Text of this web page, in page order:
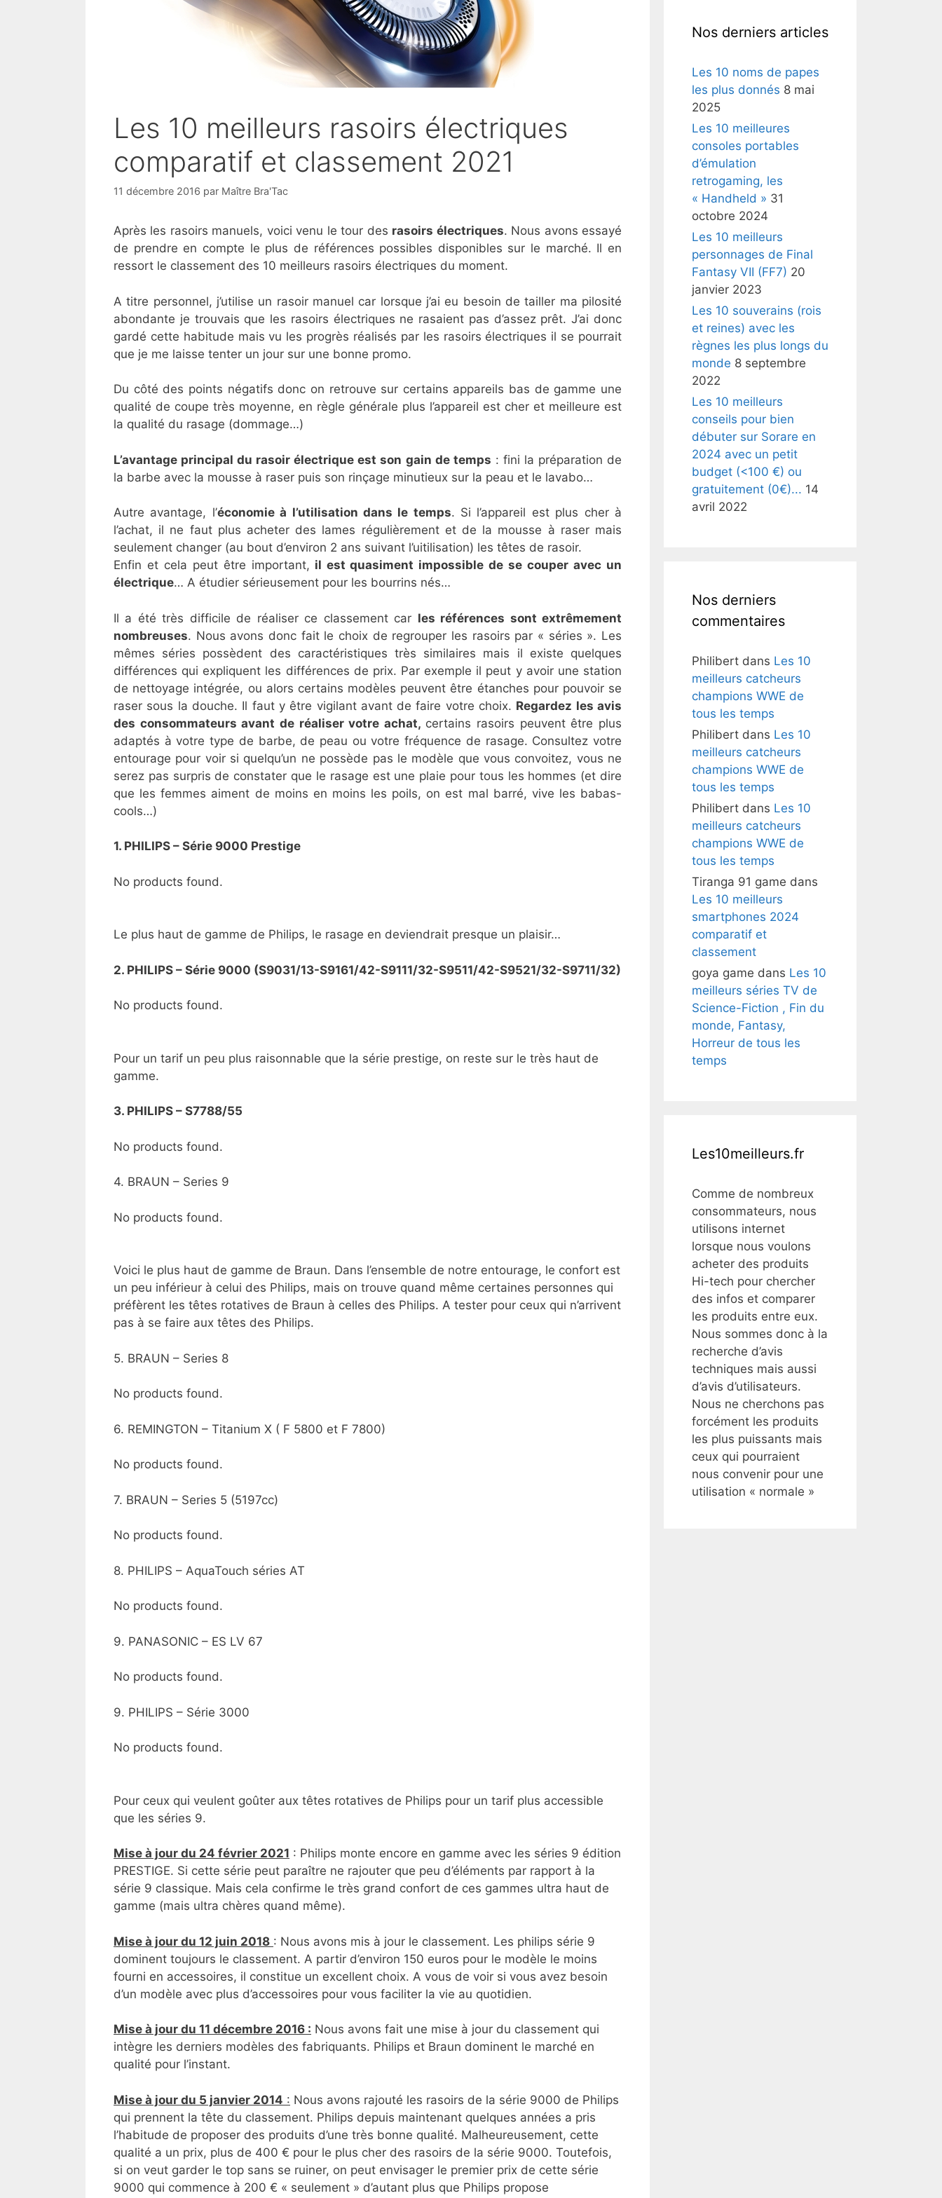
Les 10 meilleurs rasoirs électriques
comparatif et classement 2021
11 décembre 2016 par Maître Bra'Tac
Après les rasoirs manuels, voici venu le tour des rasoirs électriques. Nous avons essayé
de prendre en compte le plus de références possibles disponibles sur le marché. Il en
ressort le classement des 10 meilleurs rasoirs électriques du moment.
A titre personnel, j’utilise un rasoir manuel car lorsque j’ai eu besoin de tailler ma pilosité
abondante je trouvais que les rasoirs électriques ne rasaient pas d’assez prêt. J’ai donc
gardé cette habitude mais vu les progrès réalisés par les rasoirs électriques il se pourrait
que je me laisse tenter un jour sur une bonne promo.
Du côté des points négatifs donc on retrouve sur certains appareils bas de gamme une
qualité de coupe très moyenne, en règle générale plus l’appareil est cher et meilleure est
la qualité du rasage (dommage…)
L’avantage principal du rasoir électrique est son gain de temps : fini la préparation de
la barbe avec la mousse à raser puis son rinçage minutieux sur la peau et le lavabo…
Autre avantage, l’économie à l’utilisation dans le temps. Si l’appareil est plus cher à
l’achat, il ne faut plus acheter des lames régulièrement et de la mousse à raser mais
seulement changer (au bout d’environ 2 ans suivant l’uitilisation) les têtes de rasoir.
Enfin et cela peut être important, il est quasiment impossible de se couper avec un
électrique… A étudier sérieusement pour les bourrins nés…
Il a été très difficile de réaliser ce classement car les références sont extrêmement
nombreuses. Nous avons donc fait le choix de regrouper les rasoirs par « séries ». Les
mêmes séries possèdent des caractéristiques très similaires mais il existe quelques
différences qui expliquent les différences de prix. Par exemple il peut y avoir une station
de nettoyage intégrée, ou alors certains modèles peuvent être étanches pour pouvoir se
raser sous la douche. Il faut y être vigilant avant de faire votre choix. Regardez les avis
des consommateurs avant de réaliser votre achat, certains rasoirs peuvent être plus
adaptés à votre type de barbe, de peau ou votre fréquence de rasage. Consultez votre
entourage pour voir si quelqu’un ne possède pas le modèle que vous convoitez, vous ne
serez pas surpris de constater que le rasage est une plaie pour tous les hommes (et dire
que les femmes aiment de moins en moins les poils, on est mal barré, vive les babas-
cools…)
1. PHILIPS – Série 9000 Prestige
No products found.
Le plus haut de gamme de Philips, le rasage en deviendrait presque un plaisir…
2. PHILIPS – Série 9000 (S9031/13-S9161/42-S9111/32-S9511/42-S9521/32-S9711/32)
No products found.
Pour un tarif un peu plus raisonnable que la série prestige, on reste sur le très haut de
gamme.
3. PHILIPS – S7788/55
No products found.
4. BRAUN – Series 9
No products found.
Voici le plus haut de gamme de Braun. Dans l’ensemble de notre entourage, le confort est
un peu inférieur à celui des Philips, mais on trouve quand même certaines personnes qui
préfèrent les têtes rotatives de Braun à celles des Philips. A tester pour ceux qui n’arrivent
pas à se faire aux têtes des Philips.
5. BRAUN – Series 8
No products found.
6. REMINGTON – Titanium X ( F 5800 et F 7800)
No products found.
7. BRAUN – Series 5 (5197cc)
No products found.
8. PHILIPS – AquaTouch séries AT
No products found.
9. PANASONIC – ES LV 67
No products found.
9. PHILIPS – Série 3000
No products found.
Pour ceux qui veulent goûter aux têtes rotatives de Philips pour un tarif plus accessible
que les séries 9.
Mise à jour du 24 février 2021 : Philips monte encore en gamme avec les séries 9 édition
PRESTIGE. Si cette série peut paraître ne rajouter que peu d’éléments par rapport à la
série 9 classique. Mais cela confirme le très grand confort de ces gammes ultra haut de
gamme (mais ultra chères quand même).
Mise à jour du 12 juin 2018 : Nous avons mis à jour le classement. Les philips série 9
dominent toujours le classement. A partir d’environ 150 euros pour le modèle le moins
fourni en accessoires, il constitue un excellent choix. A vous de voir si vous avez besoin
d’un modèle avec plus d’accessoires pour vous faciliter la vie au quotidien.
Mise à jour du 11 décembre 2016 : Nous avons fait une mise à jour du classement qui
intègre les derniers modèles des fabriquants. Philips et Braun dominent le marché en
qualité pour l’instant.
Mise à jour du 5 janvier 2014 : Nous avons rajouté les rasoirs de la série 9000 de Philips
qui prennent la tête du classement. Philips depuis maintenant quelques années a pris
l’habitude de proposer des produits d’une très bonne qualité. Malheureusement, cette
qualité a un prix, plus de 400 € pour le plus cher des rasoirs de la série 9000. Toutefois,
si on veut garder le top sans se ruiner, on peut envisager le premier prix de cette série
9000 qui commence à 200 € « seulement » d’autant plus que Philips propose
Nos derniers articles
Les 10 noms de papes
les plus donnés 8 mai
2025
Les 10 meilleures
consoles portables
d’émulation
retrogaming, les
« Handheld » 31
octobre 2024
Les 10 meilleurs
personnages de Final
Fantasy VII (FF7) 20
janvier 2023
Les 10 souverains (rois
et reines) avec les
règnes les plus longs du
monde 8 septembre
2022
Les 10 meilleurs
conseils pour bien
débuter sur Sorare en
2024 avec un petit
budget (<100 €) ou
gratuitement (0€)... 14
avril 2022
Nos derniers
commentaires
Philibert dans Les 10
meilleurs catcheurs
champions WWE de
tous les temps
Philibert dans Les 10
meilleurs catcheurs
champions WWE de
tous les temps
Philibert dans Les 10
meilleurs catcheurs
champions WWE de
tous les temps
Tiranga 91 game dans
Les 10 meilleurs
smartphones 2024
comparatif et
classement
goya game dans Les 10
meilleurs séries TV de
Science-Fiction , Fin du
monde, Fantasy,
Horreur de tous les
temps
Les10meilleurs.fr
Comme de nombreux
consommateurs, nous
utilisons internet
lorsque nous voulons
acheter des produits
Hi-tech pour chercher
des infos et comparer
les produits entre eux.
Nous sommes donc à la
recherche d’avis
techniques mais aussi
d’avis d’utilisateurs.
Nous ne cherchons pas
forcément les produits
les plus puissants mais
ceux qui pourraient
nous convenir pour une
utilisation « normale »